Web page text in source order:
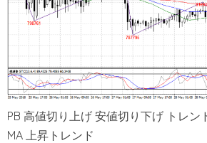
PB 高値切り上げ 安値切り下げ トレン
MA 上昇トレンド